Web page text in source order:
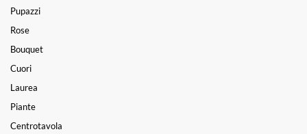
Pupazzi
Rose
Bouquet
Cuori
Laurea
Piante
Centrotavola